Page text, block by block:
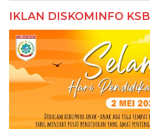
IKLAN DISKOMINFO KSB